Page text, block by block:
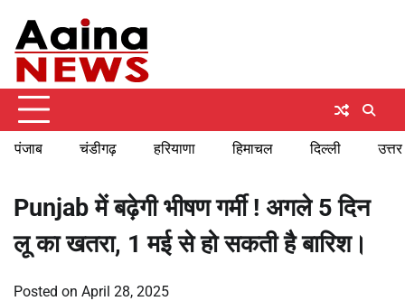
content
पंजाब चंडीगढ़ हरियाणा हिमाचल दिल्ली
Punjab में बढ़ेगी भीषण गर्मी ! अगले 5 दिन
लू का खतरा, 1 मई से हो सकती है बारिश।
Posted on April 28, 2025